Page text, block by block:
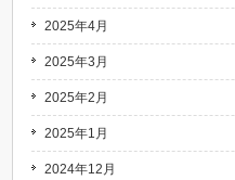
2025年4月
2025年3月
2025年2月
2025年1月
2024年12月